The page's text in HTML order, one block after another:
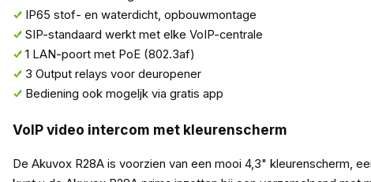
IP65 stof- en waterdicht, opbouwmontage
SIP-standaard werkt met elke VoIP-centrale
1 LAN-poort met PoE (802.3af)
3 Output relays voor deuropener
Bediening ook mogeljk via gratis app
VoIP video intercom met kleurenscherm
De Akuvox R28A is voorzien van een mooi 4,3" kleurenscherm,